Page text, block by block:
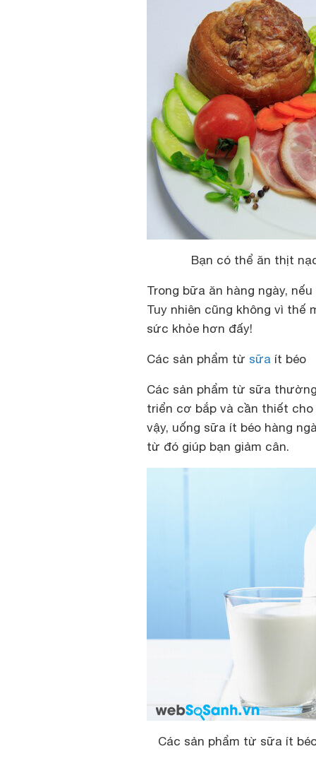
Bạn có thể ăn thịt
Trong bữa ăn hàng ngày,
Tuy nhiên cũng không vì thế
sức khỏe hơn đấy!
Các sản phẩm từ sữa ít béo
Các sản phẩm từ sữa
triển cơ bắp và cần thiết
vậy, uống sữa ít béo hàng
từ đó giúp bạn giảm cân.
Các sản phẩm từ sữa ít